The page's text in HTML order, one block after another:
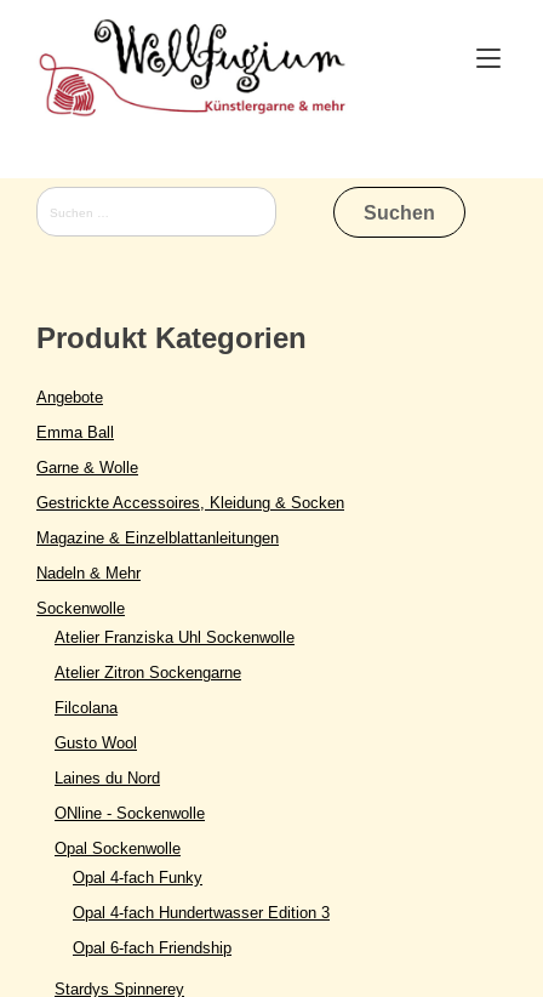
content
Suchen
nach:
Produkt Kategorien
Angebote
Emma Ball
Garne & Wolle
Gestrickte Accessoires, Kleidung & Socken
Magazine & Einzelblattanleitungen
Nadeln & Mehr
Sockenwolle
Atelier Franziska Uhl Sockenwolle
Atelier Zitron Sockengarne
Filcolana
Gusto Wool
Laines du Nord
ONline - Sockenwolle
Opal Sockenwolle
Opal 4-fach Funky
Opal 4-fach Hundertwasser Edition 3
Opal 6-fach Friendship
Stardys Spinnerey